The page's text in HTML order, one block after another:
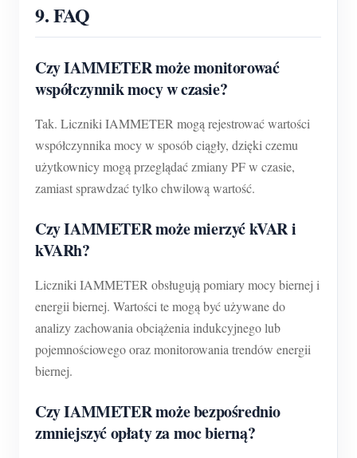
9. FAQ
Czy IAMMETER może monitorować
współczynnik mocy w czasie?
Tak. Liczniki IAMMETER mogą rejestrować wartości
współczynnika mocy w sposób ciągły, dzięki czemu
użytkownicy mogą przeglądać zmiany PF w czasie,
zamiast sprawdzać tylko chwilową wartość.
Czy IAMMETER może mierzyć kVAR i
kVARh?
Liczniki IAMMETER obsługują pomiary mocy biernej i
energii biernej. Wartości te mogą być używane do
analizy zachowania obciążenia indukcyjnego lub
pojemnościowego oraz monitorowania trendów energii
biernej.
Czy IAMMETER może bezpośrednio
zmniejszyć opłaty za moc bierną?